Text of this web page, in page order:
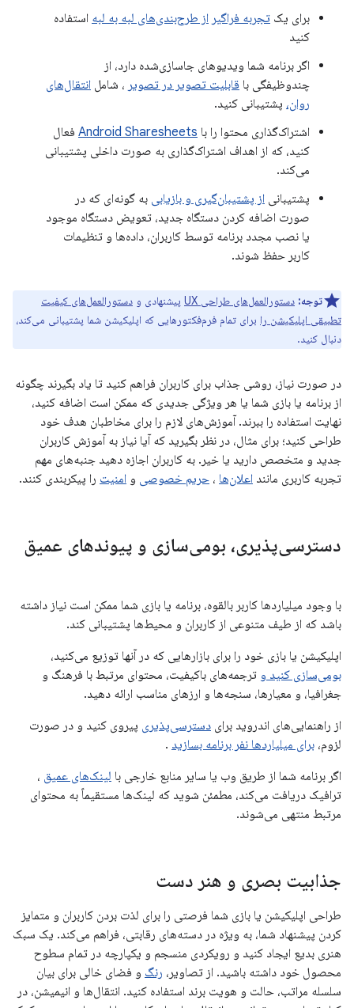
برای یک تجربه فراگیر از طرح‌بندی‌های لبه به لبه استفاده
کنید
اگر برنامه شما ویدیوهای جاسازی‌شده دارد، از
چندوظیفگی با قابلیت تصویر در تصویر ، شامل انتقال‌های
روان، پشتیبانی کنید.
اشتراک‌گذاری محتوا را با Android Sharesheets فعال
کنید، که از اهداف اشتراک‌گذاری به صورت داخلی پشتیبانی
می‌کند.
پشتیبانی از پشتیبان‌گیری و بازیابی به گونه‌ای که در
صورت اضافه کردن دستگاه جدید، تعویض دستگاه موجود
یا نصب مجدد برنامه توسط کاربران، داده‌ها و تنظیمات
کاربر حفظ شوند.
توجه: دستورالعمل‌های طراحی UX پیشنهادی و دستورالعمل‌های کیفیت
تطبیقی ​​اپلیکیشن را برای تمام فرم‌فکتورهایی که اپلیکیشن شما پشتیبانی می‌کند،
دنبال کنید.
در صورت نیاز، روشی جذاب برای کاربران فراهم کنید تا یاد بگیرند چگونه
از برنامه یا بازی شما یا هر ویژگی جدیدی که ممکن است اضافه کنید،
نهایت استفاده را ببرند. آموزش‌های لازم را برای مخاطبان هدف خود
طراحی کنید؛ برای مثال، در نظر بگیرید که آیا نیاز به آموزش کاربران
جدید و متخصص دارید یا خیر. به کاربران اجازه دهید جنبه‌های مهم
تجربه کاربری مانند اعلان‌ها ، حریم خصوصی و امنیت را پیکربندی کنند.
دسترسی‌پذیری، بومی‌سازی و پیوندهای عمیق
با وجود میلیاردها کاربر بالقوه، برنامه یا بازی شما ممکن است نیاز داشته
باشد که از طیف متنوعی از کاربران و محیط‌ها پشتیبانی کند.
اپلیکیشن یا بازی خود را برای بازارهایی که در آنها توزیع می‌کنید،
بومی‌سازی کنید و ترجمه‌های باکیفیت، محتوای مرتبط با فرهنگ و
جغرافیا، و معیارها، سنجه‌ها و ارزهای مناسب ارائه دهید.
از راهنمایی‌های اندروید برای دسترسی‌پذیری پیروی کنید و در صورت
لزوم، برای میلیاردها نفر برنامه بسازید .
اگر برنامه شما از طریق وب یا سایر منابع خارجی با لینک‌های عمیق ،
ترافیک دریافت می‌کند، مطمئن شوید که لینک‌ها مستقیماً به محتوای
مرتبط منتهی می‌شوند.
جذابیت بصری و هنر دست
طراحی اپلیکیشن یا بازی شما فرصتی را برای لذت بردن کاربران و متمایز
کردن پیشنهاد شما، به ویژه در دسته‌های رقابتی، فراهم می‌کند. یک سبک
هنری بدیع ایجاد کنید و رویکردی منسجم و یکپارچه در تمام سطوح
محصول خود داشته باشید. از تصاویر، رنگ و فضای خالی برای بیان
سلسله مراتب، حالت و هویت برند استفاده کنید. انتقال‌ها و انیمیشن، در